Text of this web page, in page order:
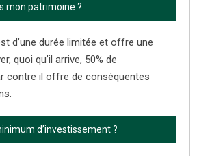
mon patrimoine ?
d’une durée limitée et offre une
quoi qu’il arrive, 50% de
contre il offre de conséquentes
d’investissement ?